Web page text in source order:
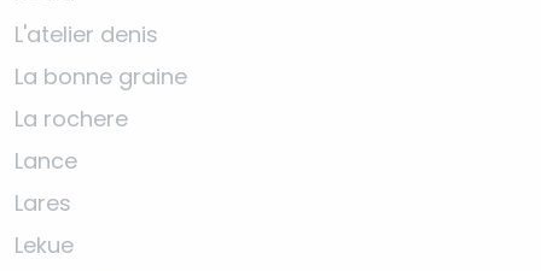
L'atelier denis
La bonne graine
La rochere
Lance
Lares
Lekue